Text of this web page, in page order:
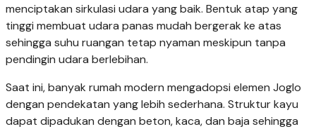
menciptakan sirkulasi udara yang baik. Bentuk atap yang
tinggi membuat udara panas mudah bergerak ke atas
sehingga suhu ruangan tetap nyaman meskipun tanpa
pendingin udara berlebihan.
Saat ini, banyak rumah modern mengadopsi elemen Joglo
dengan pendekatan yang lebih sederhana. Struktur kayu
dapat dipadukan dengan beton, kaca, dan baja sehingga